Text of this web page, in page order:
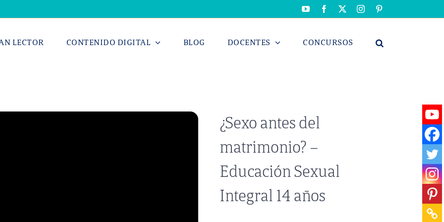
YouTubeFacebook Instagram
LECTOR CONTENIDO DIGITAL BLOG DOCENTES CONCURSOS
¿Sexo antes del
matrimonio? –
Educación Sexual
Integral 14 años